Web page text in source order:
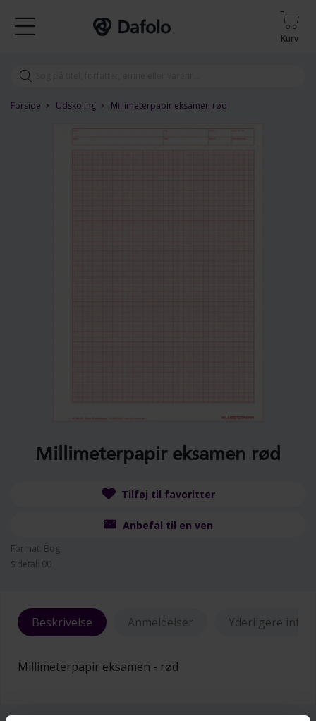
Kurv
Forside › Udskoling › Millimeterpapir eksamen rød
Millimeterpapir eksamen rød
Tilføj til favoritter
Anbefal til en ven
Format: Bog
Sidetal: 00
Beskrivelse Anmeldelser Yderligere info
Millimeterpapir eksamen - rød